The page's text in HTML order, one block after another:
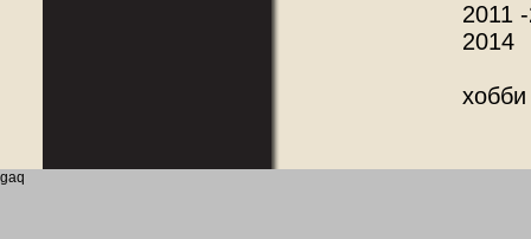
2011
2014
gaq